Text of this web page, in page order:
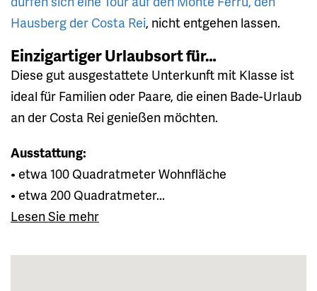
Hausberg der Costa Rei, nicht entgehen lassen.
Einzigartiger Urlaubsort für…
Diese gut ausgestattete Unterkunft mit Klasse ist
ideal für Familien oder Paare, die einen Bade-Urlaub
an der Costa Rei genießen möchten.
Ausstattung:
• etwa 100 Quadratmeter Wohnfläche
• etwa 200 Quadratmeter...
Lesen Sie mehr